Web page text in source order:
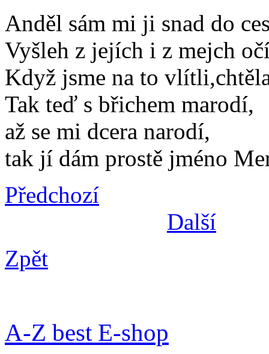
Anděl sám mi ji snad do
Vyšleh z jejích i z mejch
Když jsme na to
Tak teď s břichem marodí,
až se mi dcera narodí,
tak jí dám prostě jméno
Předchozí
Další
Zpět
A-Z best E-shop